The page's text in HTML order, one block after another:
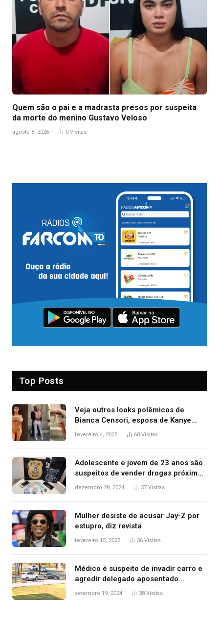
Quem são o pai e a madrasta presos por suspeita
da morte do menino Gustavo Veloso
agosto 8, 2026 0 Visitas
Top Posts
Veja outros looks polêmicos de
Bianca Censori, esposa de Kanye
West que apareceu nua no Grammy
fevereiro 4, 2025 68 Visitas
Adolescente e jovem de 23 anos são
suspeitos de vender drogas próximo
de delegacia e escola, diz polícia
dezembro 28, 2024 57 Visitas
Mulher desiste de acusar Jay-Z por
estupro, diz revista
fevereiro 15, 2025 56 Visitas
Médico é suspeito de invadir carro e
agredir delegado aposentado
durante confusão no trânsito
setembro 19, 2024 38 Visitas